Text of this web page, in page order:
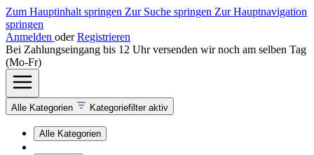
Zum Hauptinhalt springen Zur Suche springen Zur Hauptnavigation
springen
Anmelden oder Registrieren
Bei Zahlungseingang bis 12 Uhr versenden wir noch am selben Tag
(Mo-Fr)
Alle Kategorien Kategoriefilter aktiv
Alle Kategorien